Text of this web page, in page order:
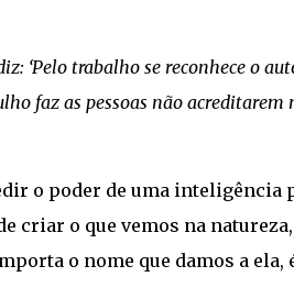
‘Pelo trabalho se reconhece o
faz as pessoas não
o poder de uma inteligência
criar o que vemos na
o nome que damos a